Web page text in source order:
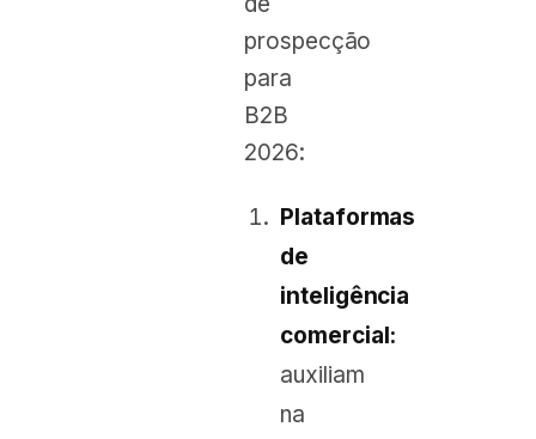
prospecção
para
B2B
2026:
Plataformas
de
inteligência
comercial:
auxiliam
na